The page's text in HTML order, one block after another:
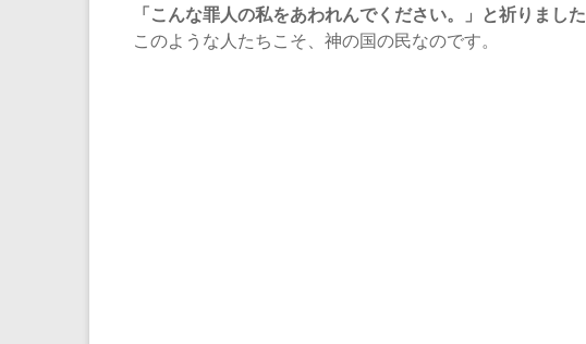
「こんな罪人の私をあわれんでください。」と祈りました
このような人たちこそ、神の国の民なのです。